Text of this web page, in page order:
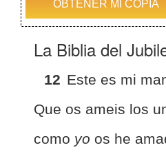
another as I have
La Biblia del
12 Este es mi
Que os ameis los
como yo os he